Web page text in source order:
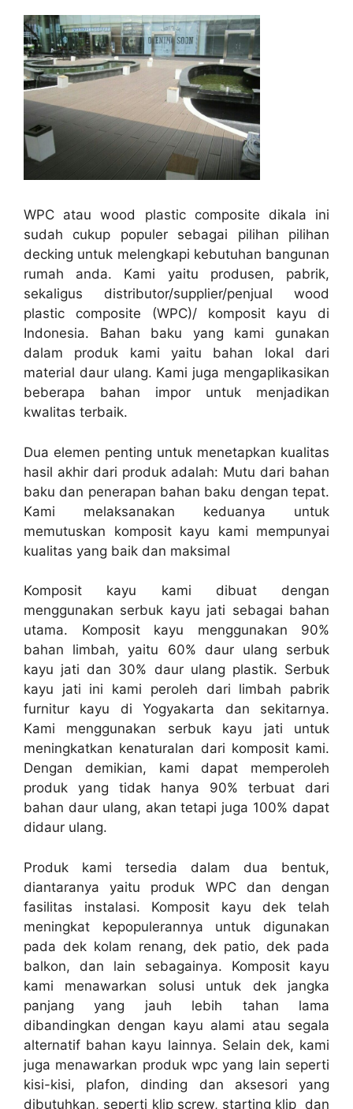
WPC atau wood plastic composite dikala ini
sudah cukup populer sebagai pilihan pilihan
decking untuk melengkapi kebutuhan bangunan
rumah anda. Kami yaitu produsen, pabrik,
sekaligus distributor/supplier/penjual wood
plastic composite (WPC)/ komposit kayu di
Indonesia. Bahan baku yang kami gunakan
dalam produk kami yaitu bahan lokal dari
material daur ulang. Kami juga mengaplikasikan
beberapa bahan impor untuk menjadikan
kwalitas terbaik.
Dua elemen penting untuk menetapkan kualitas
hasil akhir dari produk adalah: Mutu dari bahan
baku dan penerapan bahan baku dengan tepat.
Kami melaksanakan keduanya untuk
memutuskan komposit kayu kami mempunyai
kualitas yang baik dan maksimal
Komposit kayu kami dibuat dengan
menggunakan serbuk kayu jati sebagai bahan
utama. Komposit kayu menggunakan 90%
bahan limbah, yaitu 60% daur ulang serbuk
kayu jati dan 30% daur ulang plastik. Serbuk
kayu jati ini kami peroleh dari limbah pabrik
furnitur kayu di Yogyakarta dan sekitarnya.
Kami menggunakan serbuk kayu jati untuk
meningkatkan kenaturalan dari komposit kami.
Dengan demikian, kami dapat memperoleh
produk yang tidak hanya 90% terbuat dari
bahan daur ulang, akan tetapi juga 100% dapat
didaur ulang.
Produk kami tersedia dalam dua bentuk,
diantaranya yaitu produk WPC dan dengan
fasilitas instalasi. Komposit kayu dek telah
meningkat kepopulerannya untuk digunakan
pada dek kolam renang, dek patio, dek pada
balkon, dan lain sebagainya. Komposit kayu
kami menawarkan solusi untuk dek jangka
panjang yang jauh lebih tahan lama
dibandingkan dengan kayu alami atau segala
alternatif bahan kayu lainnya. Selain dek, kami
juga menawarkan produk wpc yang lain seperti
kisi-kisi, plafon, dinding dan aksesori yang
dibutuhkan, seperti klip screw, starting klip dan